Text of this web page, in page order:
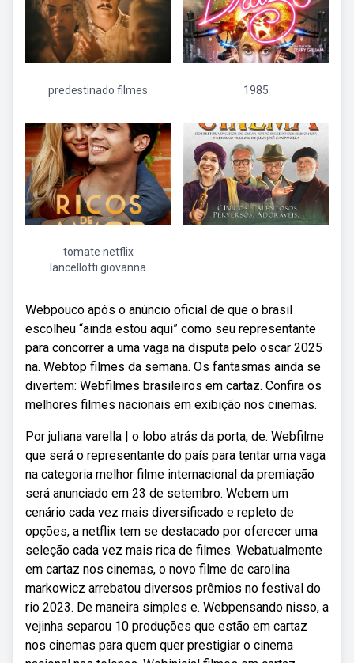
predestinado filmes 1985
tomate netflix
lancellotti giovanna
Webpouco após o anúncio oficial de que o brasil
escolheu “ainda estou aqui” como seu representante
para concorrer a uma vaga na disputa pelo oscar 2025
na. Webtop filmes da semana. Os fantasmas ainda se
divertem: Webfilmes brasileiros em cartaz. Confira os
melhores filmes nacionais em exibição nos cinemas.
Por juliana varella | o lobo atrás da porta, de. Webfilme
que será o representante do país para tentar uma vaga
na categoria melhor filme internacional da premiação
será anunciado em 23 de setembro. Webem um
cenário cada vez mais diversificado e repleto de
opções, a netflix tem se destacado por oferecer uma
seleção cada vez mais rica de filmes. Webatualmente
em cartaz nos cinemas, o novo filme de carolina
markowicz arrebatou diversos prêmios no festival do
rio 2023. De maneira simples e. Webpensando nisso, a
vejinha separou 10 produções que estão em cartaz
nos cinemas para quem quer prestigiar o cinema